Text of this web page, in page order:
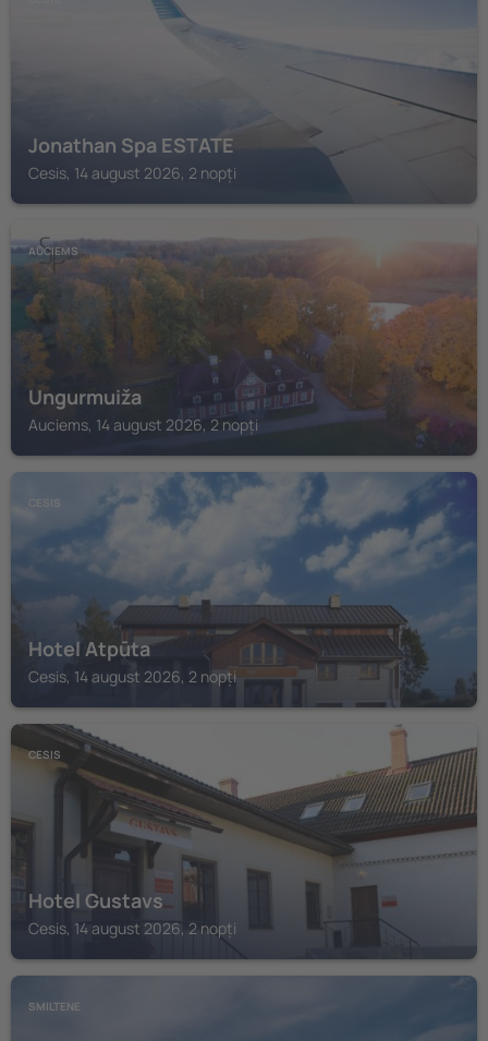
Jonathan Spa ESTATE
Cesis, 14 august 2026, 2 nopți
AUCIEMS
Ungurmuiža
Auciems, 14 august 2026, 2 nopți
CESIS
Hotel Atpūta
Cesis, 14 august 2026, 2 nopți
CESIS
Hotel Gustavs
Cesis, 14 august 2026, 2 nopți
SMILTENE